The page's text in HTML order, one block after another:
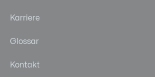
Karriere
Glossar
Kontakt